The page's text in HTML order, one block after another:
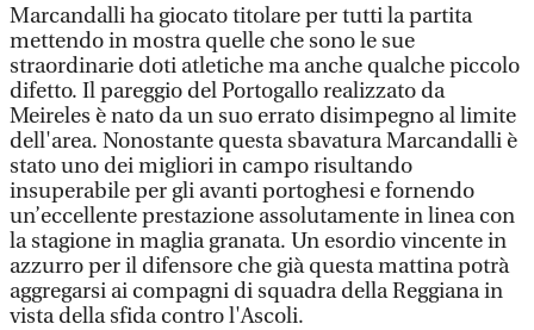
Marcandalli ha giocato titolare per tutti la partita
mettendo in mostra quelle che sono le sue
straordinarie doti atletiche ma anche qualche piccolo
difetto. Il pareggio del Portogallo realizzato da
Meireles è nato da un suo errato disimpegno al limite
dell'area. Nonostante questa sbavatura Marcandalli è
stato uno dei migliori in campo risultando
insuperabile per gli avanti portoghesi e fornendo
un’eccellente prestazione assolutamente in linea con
la stagione in maglia granata. Un esordio vincente in
azzurro per il difensore che già questa mattina potrà
aggregarsi ai compagni di squadra della Reggiana in
vista della sfida contro l'Ascoli.